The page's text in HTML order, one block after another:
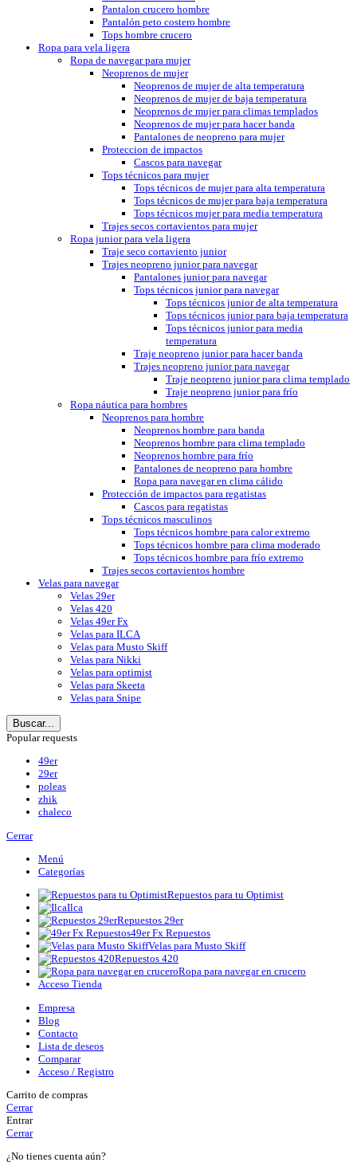
Pantalon crucero hombre
Pantalón peto costero hombre
Tops hombre crucero
Ropa para vela ligera
Ropa de navegar para mujer
Neoprenos de mujer
Neoprenos de mujer de alta temperatura
Neoprenos de mujer de baja temperatura
Neoprenos de mujer para climas templados
Neoprenos de mujer para hacer banda
Pantalones de neopreno para mujer
Proteccion de impactos
Cascos para navegar
Tops técnicos para mujer
Tops técnicos de mujer para alta temperatura
Tops técnicos de mujer para baja temperatura
Tops técnicos mujer para media temperatura
Trajes secos cortavientos para mujer
Ropa junior para vela ligera
Traje seco cortaviento junior
Trajes neopreno junior para navegar
Pantalones junior para navegar
Tops técnicos junior para navegar
Tops técnicos junior de alta temperatura
Tops técnicos junior para baja temperatura
Tops técnicos junior para media
temperatura
Traje neopreno junior para hacer banda
Trajes neopreno junior para navegar
Traje neopreno junior para clima templado
Traje neopreno junior para frío
Ropa náutica para hombres
Neoprenos para hombre
Neoprenos hombre para banda
Neoprenos hombre para clima templado
Neoprenos hombre para frío
Pantalones de neopreno para hombre
Ropa para navegar en clima cálido
Protección de impactos para regatistas
Cascos para regatistas
Tops técnicos masculinos
Tops técnicos hombre para calor extremo
Tops técnicos hombre para clima moderado
Tops técnicos hombre para frío extremo
Trajes secos cortavientos hombre
Velas para navegar
Velas 29er
Velas 420
Velas 49er Fx
Velas para ILCA
Velas para Musto Skiff
Velas para Nikki
Velas para optimist
Velas para Skeeta
Velas para Snipe
Buscar...
Popular requests
49er
29er
poleas
zhik
chaleco
Cerrar
Menú
Categorías
Repuestos para tu Optimist
Ilca
Repuestos 29er
49er Fx Repuestos
Velas para Musto Skiff
Repuestos 420
Ropa para navegar en crucero
Acceso Tienda
Empresa
Blog
Contacto
Lista de deseos
Comparar
Acceso / Registro
Carrito de compras
Cerrar
Entrar
Cerrar
¿No tienes cuenta aún?